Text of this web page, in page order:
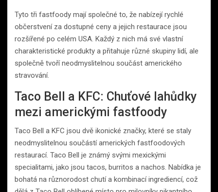
Tyto tři fastfoody mají společné to, že nabízejí rychlé
občerstvení za dostupné ceny a jejich restaurace jsou
rozšířené po celém USA. Každý z nich má své vlastní
charakteristické produkty a přitahuje různé skupiny lidí, ale
společně tvoří neodmyslitelnou součást amerického
stravování.
Taco Bell a KFC: Chuťové lahůdky
mezi americkými fastfoody
Taco Bell a KFC jsou dvě ikonické značky, které se staly
neodmyslitelnou součástí amerických fastfoodových
restaurací. Taco Bell je známý svými mexickými
specialitami, jako jsou tacos, burritos a nachos. Nabídka je
bohatá na různorodost chutí a kombinací ingrediencí, což